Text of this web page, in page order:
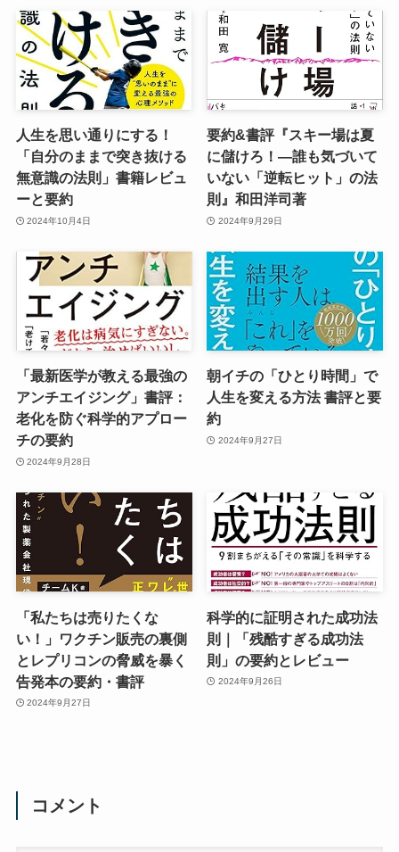
人生を思い通りにする！
「自分のままで突き抜ける
無意識の法則」書籍レビュ
ーと要約
2024年10月4日
要約&書評『スキー場は夏
に儲けろ！―誰も気づいて
いない「逆転ヒット」の法
則』和田洋司著
2024年9月29日
「最新医学が教える最強の
アンチエイジング」書評：
老化を防ぐ科学的アプロー
チの要約
2024年9月28日
朝イチの「ひとり時間」で
人生を変える方法 書評と要
約
2024年9月27日
「私たちは売りたくな
い！」ワクチン販売の裏側
とレプリコンの脅威を暴く
告発本の要約・書評
2024年9月27日
科学的に証明された成功法
則｜「残酷すぎる成功法
則」の要約とレビュー
2024年9月26日
コメント